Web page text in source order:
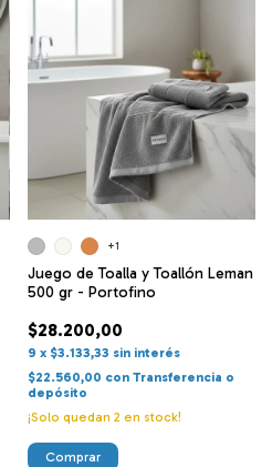
Juego de Toalla y Toallón Leman
500 gr - Portofino
$28.200,00
9 x $3.133,33 sin interés
$22.560,00 con Transferencia o
depósito
¡Solo quedan 2 en stock!
+1
Comprar